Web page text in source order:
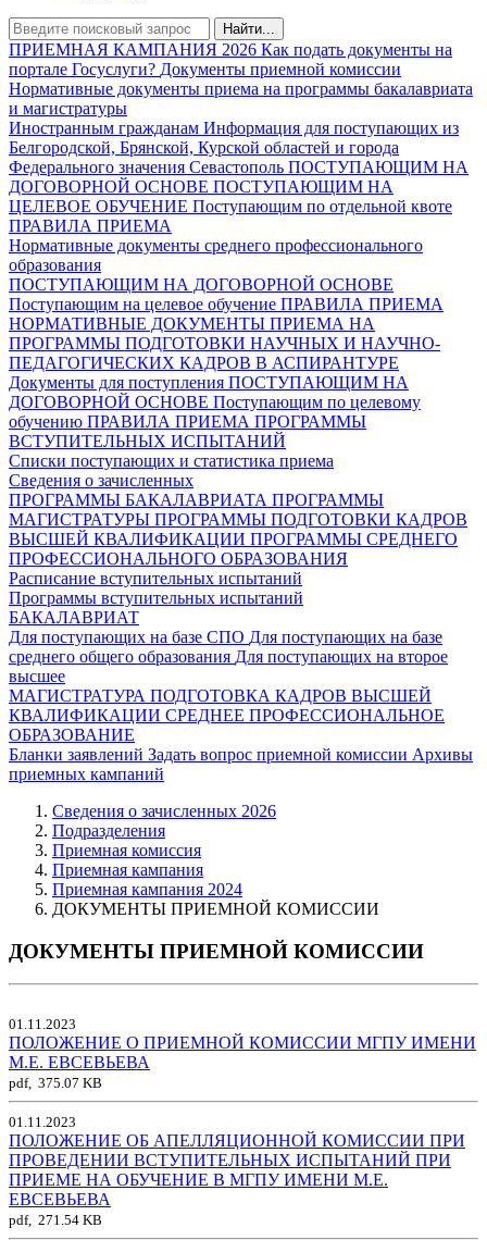
Найти...
ПРИЕМНАЯ КАМПАНИЯ 2026 Как подать документы на
портале Госуслуги? Документы приемной комиссии
Нормативные документы приема на программы бакалавриата
и магистратуры
Иностранным гражданам Информация для поступающих из
Белгородской, Брянской, Курской областей и города
Федерального значения Севастополь ПОСТУПАЮЩИМ НА
ДОГОВОРНОЙ ОСНОВЕ ПОСТУПАЮЩИМ НА
ЦЕЛЕВОЕ ОБУЧЕНИЕ Поступающим по отдельной квоте
ПРАВИЛА ПРИЕМА
Нормативные документы среднего профессионального
образования
ПОСТУПАЮЩИМ НА ДОГОВОРНОЙ ОСНОВЕ
Поступающим на целевое обучение ПРАВИЛА ПРИЕМА
НОРМАТИВНЫЕ ДОКУМЕНТЫ ПРИЕМА НА
ПРОГРАММЫ ПОДГОТОВКИ НАУЧНЫХ И НАУЧНО-
ПЕДАГОГИЧЕСКИХ КАДРОВ В АСПИРАНТУРЕ
Документы для поступления ПОСТУПАЮЩИМ НА
ДОГОВОРНОЙ ОСНОВЕ Поступающим по целевому
обучению ПРАВИЛА ПРИЕМА ПРОГРАММЫ
ВСТУПИТЕЛЬНЫХ ИСПЫТАНИЙ
Списки поступающих и статистика приема
Сведения о зачисленных
ПРОГРАММЫ БАКАЛАВРИАТА ПРОГРАММЫ
МАГИСТРАТУРЫ ПРОГРАММЫ ПОДГОТОВКИ КАДРОВ
ВЫСШЕЙ КВАЛИФИКАЦИИ ПРОГРАММЫ СРЕДНЕГО
ПРОФЕССИОНАЛЬНОГО ОБРАЗОВАНИЯ
Расписание вступительных испытаний
Программы вступительных испытаний
БАКАЛАВРИАТ
Для поступающих на базе СПО Для поступающих на базе
среднего общего образования Для поступающих на второе
высшее
МАГИСТРАТУРА ПОДГОТОВКА КАДРОВ ВЫСШЕЙ
КВАЛИФИКАЦИИ СРЕДНЕЕ ПРОФЕССИОНАЛЬНОЕ
ОБРАЗОВАНИЕ
Бланки заявлений Задать вопрос приемной комиссии Архивы
приемных кампаний
Сведения о зачисленных 2026
Подразделения
Приемная комиссия
Приемная кампания
Приемная кампания 2024
ДОКУМЕНТЫ ПРИЕМНОЙ КОМИССИИ
ДОКУМЕНТЫ ПРИЕМНОЙ КОМИССИИ
01.11.2023
ПОЛОЖЕНИЕ О ПРИЕМНОЙ КОМИССИИ МГПУ ИМЕНИ
М.Е. ЕВСЕВЬЕВА
pdf, 375.07 KB
01.11.2023
ПОЛОЖЕНИЕ ОБ АПЕЛЛЯЦИОННОЙ КОМИССИИ ПРИ
ПРОВЕДЕНИИ ВСТУПИТЕЛЬНЫХ ИСПЫТАНИЙ ПРИ
ПРИЕМЕ НА ОБУЧЕНИЕ В МГПУ ИМЕНИ М.Е.
ЕВСЕВЬЕВА
pdf, 271.54 KB